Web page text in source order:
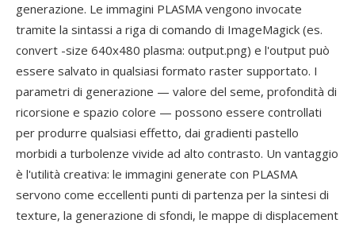
generazione. Le immagini PLASMA vengono invocate
tramite la sintassi a riga di comando di ImageMagick (es.
convert -size 640x480 plasma: output.png) e l'output può
essere salvato in qualsiasi formato raster supportato. I
parametri di generazione — valore del seme, profondità di
ricorsione e spazio colore — possono essere controllati
per produrre qualsiasi effetto, dai gradienti pastello
morbidi a turbolenze vivide ad alto contrasto. Un vantaggio
è l'utilità creativa: le immagini generate con PLASMA
servono come eccellenti punti di partenza per la sintesi di
texture, la generazione di sfondi, le mappe di displacement